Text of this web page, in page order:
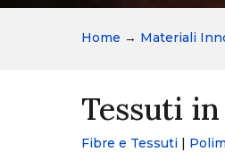
Home → Materiali
Tessuti
Fibre e Tessuti |